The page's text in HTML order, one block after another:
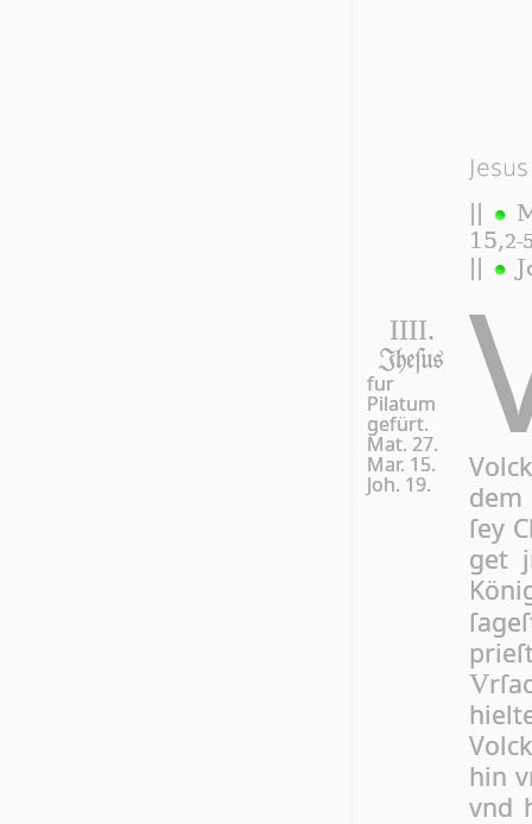
15,2-
IIII.
Jhe­ſus
fur
Pilatum
gefürt.
Mat. 27.
Mar. 15.
Joh. 19.
ſey
get
V
hin
vnd